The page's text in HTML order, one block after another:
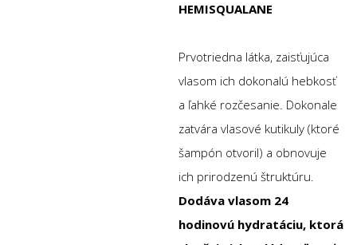
HEMISQUALANE
Prvotriedna látka, zaisťujúca
vlasom ich dokonalú hebkosť
a ľahké rozčesanie. Dokonale
zatvára vlasové kutikuly (ktoré
šampón otvoril) a obnovuje
ich prirodzenú štruktúru.
Dodáva vlasom 24
hodinovú hydratáciu, ktorá